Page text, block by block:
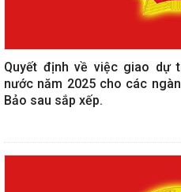
Quyết định về việc giao dự
nước năm 2025 cho các
Bảo sau sắp xếp.